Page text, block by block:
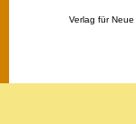
Verlag für